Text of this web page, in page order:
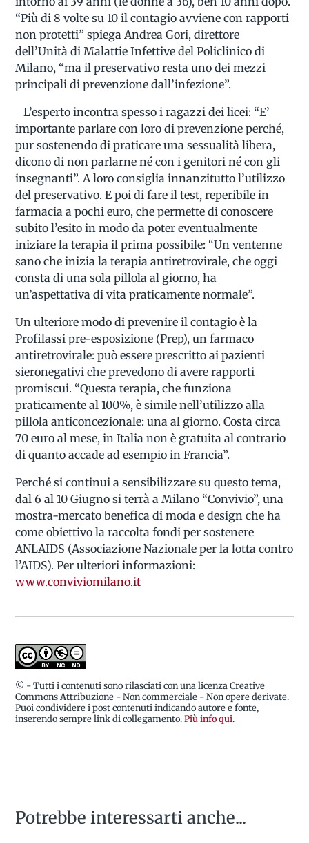
“Più di 8 volte su 10 il contagio avviene con rapporti
non protetti” spiega Andrea Gori, direttore
dell’Unità di Malattie Infettive del Policlinico di
Milano, “ma il preservativo resta uno dei mezzi
principali di prevenzione dall’infezione”.
L’esperto incontra spesso i ragazzi dei licei: “E’
importante parlare con loro di prevenzione perché,
pur sostenendo di praticare una sessualità libera,
dicono di non parlarne né con i genitori né con gli
insegnanti”. A loro consiglia innanzitutto l’utilizzo
del preservativo. E poi di fare il test, reperibile in
farmacia a pochi euro, che permette di conoscere
subito l’esito in modo da poter eventualmente
iniziare la terapia il prima possibile: “Un ventenne
sano che inizia la terapia antiretrovirale, che oggi
consta di una sola pillola al giorno, ha
un’aspettativa di vita praticamente normale”.
Un ulteriore modo di prevenire il contagio è la
Profilassi pre-esposizione (Prep), un farmaco
antiretrovirale: può essere prescritto ai pazienti
sieronegativi che prevedono di avere rapporti
promiscui. “Questa terapia, che funziona
praticamente al 100%, è simile nell’utilizzo alla
pillola anticoncezionale: una al giorno. Costa circa
70 euro al mese, in Italia non è gratuita al contrario
di quanto accade ad esempio in Francia”.
Perché si continui a sensibilizzare su questo tema,
dal 6 al 10 Giugno si terrà a Milano “Convivio”, una
mostra-mercato benefica di moda e design che ha
come obiettivo la raccolta fondi per sostenere
ANLAIDS (Associazione Nazionale per la lotta contro
l’AIDS). Per ulteriori informazioni:
www.conviviomilano.it
© - Tutti i contenuti sono rilasciati con una licenza Creative
Commons Attribuzione - Non commerciale - Non opere derivate.
Puoi condividere i post contenuti indicando autore e fonte,
inserendo sempre link di collegamento.Più info qui.
Potrebbe interessarti anche...